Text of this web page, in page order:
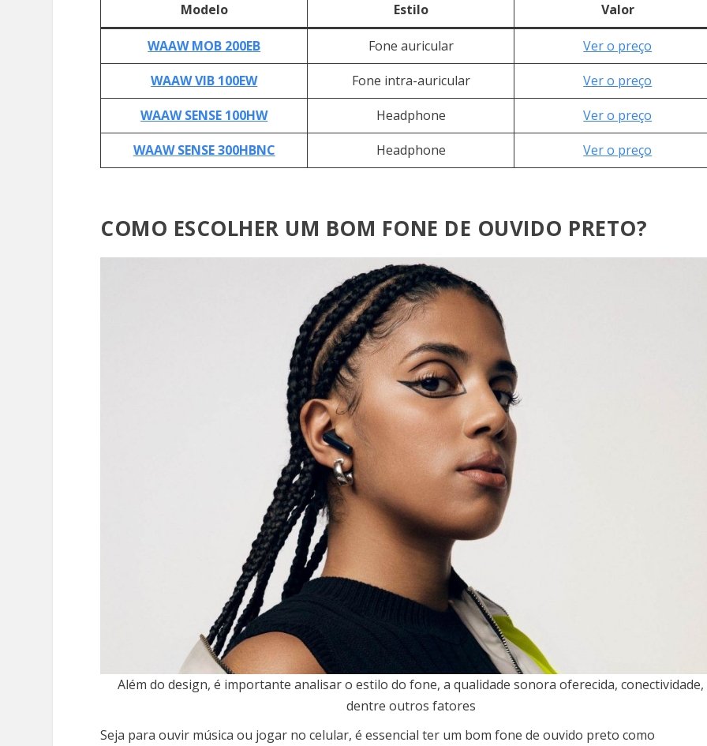
Modelo Estilo Valor
WAAW MOB 200EB Fone auricular
Ver o preço
WAAW VIB 100EW
Fone intra-auricular
Ver o preço
WAAW SENSE 100HW
Headphone
Ver o preço
WAAW SENSE 300HBNC
Headphone Ver o preço
COMO ESCOLHER UM BOM FONE DE OUVIDO PRETO?
Além do design, é importante analisar o estilo do fone, a qualidade sonora oferecida, conectividade,
dentre outros fatores
Seja para ouvir música ou jogar no celular, é essencial ter um bom fone de ouvido preto como